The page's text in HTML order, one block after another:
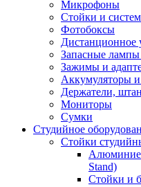
Микрофоны
Стойки и
Фотобоксы
Дистанционное
Запасные лампы
Зажимы и
Аккумуляторы
Держатели,
Мониторы
Сумки
Студийное
Стойки
Stand)
Стойки и